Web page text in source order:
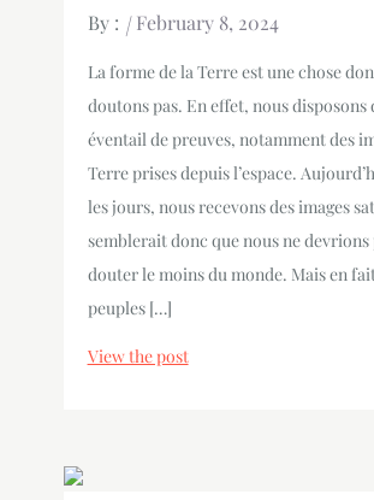
By : February 8, 2024
La forme de la Terre est une chose
doutons pas. En effet, nous disposons
éventail de preuves, notamment des
Terre prises depuis l’espace.
les jours, nous recevons des images
semblerait donc que nous ne devrions
douter le moins du monde. Mais en
peuples […]
View the post